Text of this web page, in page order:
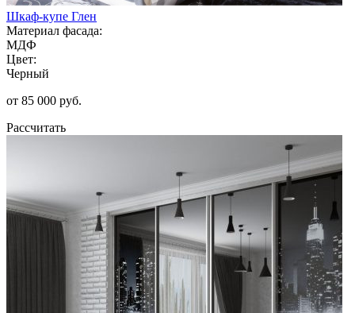
Шкаф-купе Глен
Материал фасада:
МДФ
Цвет:
Черный
от 85 000 руб.
Рассчитать